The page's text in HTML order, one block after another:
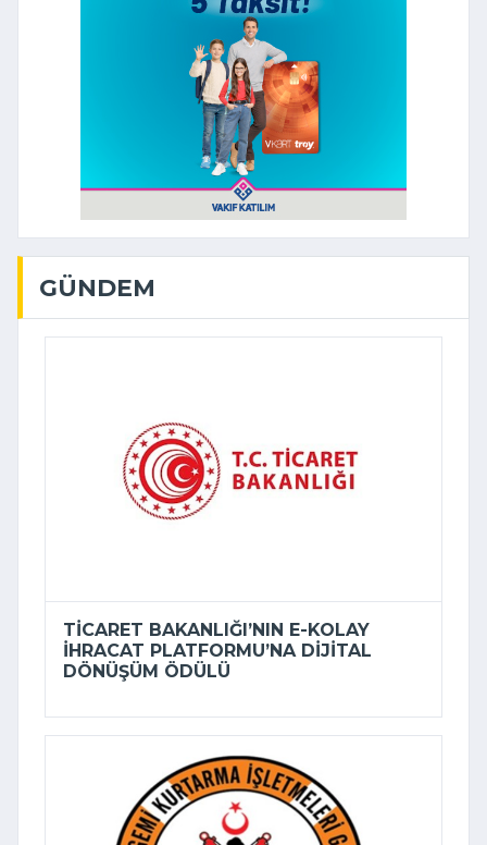
GÜNDEM
TICARET BAKANLIĞI’NIN E-KOLAY
İHRACAT PLATFORMU’NA DIJITAL
DÖNÜŞÜM ÖDÜLÜ